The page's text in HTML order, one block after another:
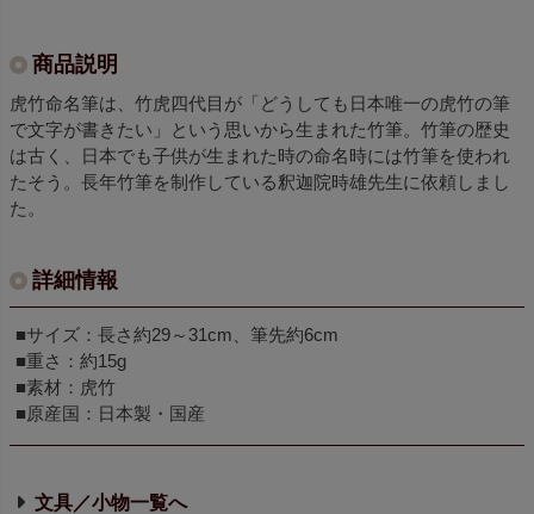
商品説明
虎竹命名筆は、竹虎四代目が「どうしても日本唯一の虎竹の筆
で文字が書きたい」という思いから生まれた竹筆。竹筆の歴史
は古く、日本でも子供が生まれた時の命名時には竹筆を使われ
たそう。長年竹筆を制作している釈迦院時雄先生に依頼しまし
た。
詳細情報
■サイズ：長さ約29～31cm、筆先約6cm
■重さ：約15g
■素材：虎竹
■原産国：日本製・国産
文具／小物